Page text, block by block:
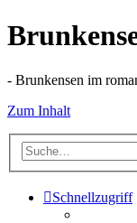
- Brunkensen im
Zum Inhalt
Schnellzugriff